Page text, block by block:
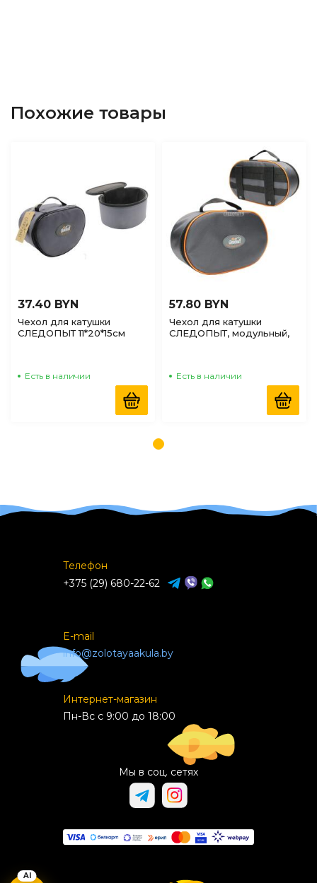
Похожие товары
37.40 BYN
Чехол для катушки
СЛЕДОПЫТ 11*20*15см
Есть в наличии
57.80 BYN
Чехол для катушки
СЛЕДОПЫТ, модульный,
Есть в наличии
Телефон
+375 (29) 680-22-62
E-mail
info@zolotayaakula.by
Интернет-магазин
Пн-Вс с 9:00 до 18:00
Мы в соц. сетях